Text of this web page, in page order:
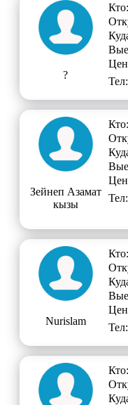
?
Тел:
Зейнеп Азамат
кызы
Тел:
Nurislam
Тел: